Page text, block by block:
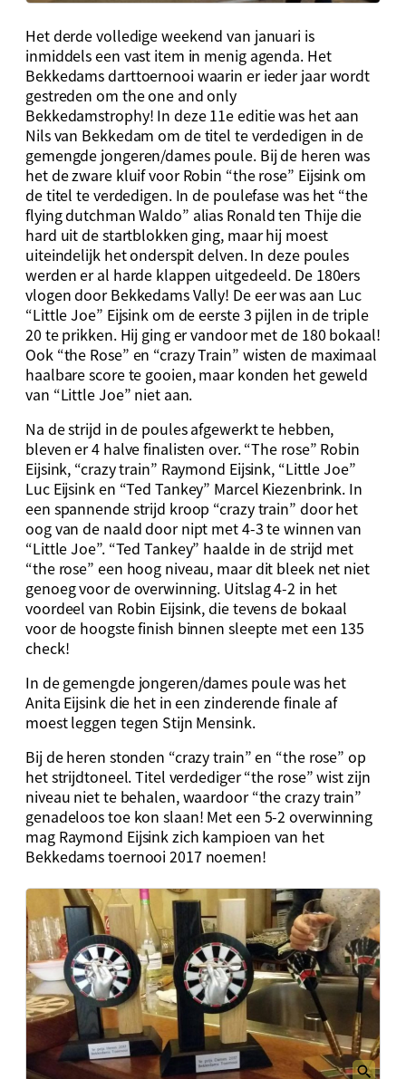
Het derde volledige weekend van januari is
inmiddels een vast item in menig agenda. Het
Bekkedams darttoernooi waarin er ieder jaar wordt
gestreden om the one and only
Bekkedamstrophy! In deze 11e editie was het aan
Nils van Bekkedam om de titel te verdedigen in de
gemengde jongeren/dames poule. Bij de heren was
het de zware kluif voor Robin “the rose” Eijsink om
de titel te verdedigen. In de poulefase was het “the
flying dutchman Waldo” alias Ronald ten Thije die
hard uit de startblokken ging, maar hij moest
uiteindelijk het onderspit delven. In deze poules
werden er al harde klappen uitgedeeld. De 180ers
vlogen door Bekkedams Vally! De eer was aan Luc
“Little Joe” Eijsink om de eerste 3 pijlen in de triple
20 te prikken. Hij ging er vandoor met de 180 bokaal!
Ook “the Rose” en “crazy Train” wisten de maximaal
haalbare score te gooien, maar konden het geweld
van “Little Joe” niet aan.
Na de strijd in de poules afgewerkt te hebben,
bleven er 4 halve finalisten over. “The rose” Robin
Eijsink, “crazy train” Raymond Eijsink, “Little Joe”
Luc Eijsink en “Ted Tankey” Marcel Kiezenbrink. In
een spannende strijd kroop “crazy train” door het
oog van de naald door nipt met 4-3 te winnen van
“Little Joe”. “Ted Tankey” haalde in de strijd met
“the rose” een hoog niveau, maar dit bleek net niet
genoeg voor de overwinning. Uitslag 4-2 in het
voordeel van Robin Eijsink, die tevens de bokaal
voor de hoogste finish binnen sleepte met een 135
check!
In de gemengde jongeren/dames poule was het
Anita Eijsink die het in een zinderende finale af
moest leggen tegen Stijn Mensink.
Bij de heren stonden “crazy train” en “the rose” op
het strijdtoneel. Titel verdediger “the rose” wist zijn
niveau niet te behalen, waardoor “the crazy train”
genadeloos toe kon slaan! Met een 5-2 overwinning
mag Raymond Eijsink zich kampioen van het
Bekkedams toernooi 2017 noemen!